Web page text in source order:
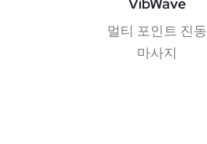
멀티 포인트 진동
마사지